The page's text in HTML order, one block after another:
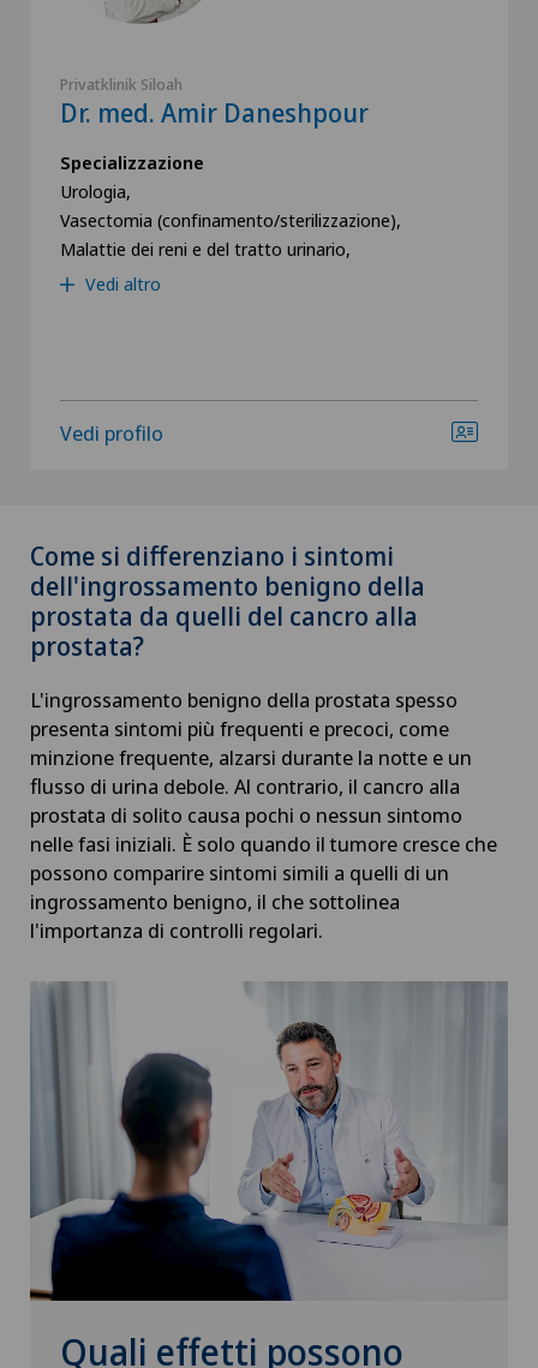
Privatklinik Siloah
Dr. med. Amir Daneshpour
Specializzazione
Urologia,
Vasectomia (confinamento/sterilizzazione),
Malattie dei reni e del tratto urinario,
Vedi altro
Vedi profilo
Come si differenziano i sintomi
dell'ingrossamento benigno della
prostata da quelli del cancro alla
prostata?
L'ingrossamento benigno della prostata spesso
presenta sintomi più frequenti e precoci, come
minzione frequente, alzarsi durante la notte e un
flusso di urina debole. Al contrario, il cancro alla
prostata di solito causa pochi o nessun sintomo
nelle fasi iniziali. È solo quando il tumore cresce che
possono comparire sintomi simili a quelli di un
ingrossamento benigno, il che sottolinea
l'importanza di controlli regolari.
Quali effetti possono